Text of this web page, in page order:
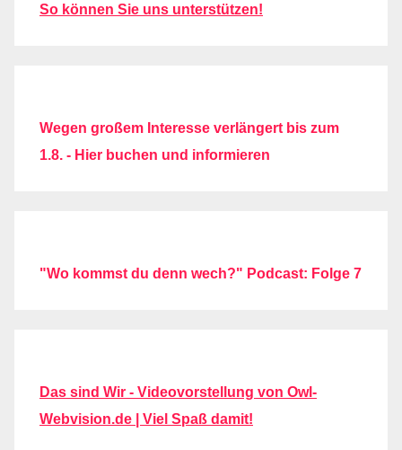
So können Sie uns unterstützen!
Wegen großem Interesse verlängert bis zum
1.8. - Hier buchen und informieren
"Wo kommst du denn wech?" Podcast: Folge 7
Das sind Wir - Videovorstellung von Owl-
Webvision.de | Viel Spaß damit!